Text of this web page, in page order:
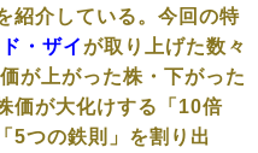
紹介している。今回の特
・ザイが取り上げた数々
が上がった株・下がった
価が大化けする「10倍
5つの鉄則」を割り出